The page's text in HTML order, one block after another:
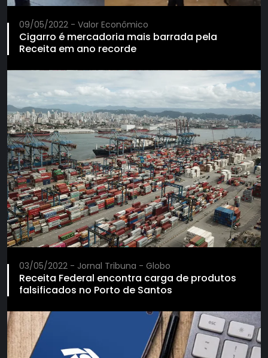
09/05/2022 - Valor Econômico
Cigarro é mercadoria mais barrada pela
Receita em ano recorde
03/05/2022 - Jornal Tribuna - Globo
Receita Federal encontra carga de produtos
falsificados no Porto de Santos